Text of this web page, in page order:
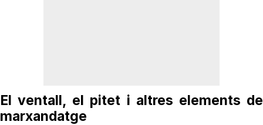
El ventall, el pitet i altres elements de
marxandatge